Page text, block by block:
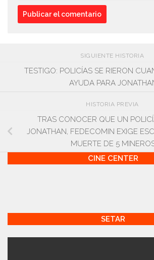
SIGUIENTE HISTORIA
TESTIGO: POLICÍAS SE RIERON
AYUDA PARA
HISTORIA PREVIA
TRAS CONOCER QUE UN
JONATHAN, FEDECOMIN EXIGE
MUERTE DE 5
CINE CENTER
SETAR